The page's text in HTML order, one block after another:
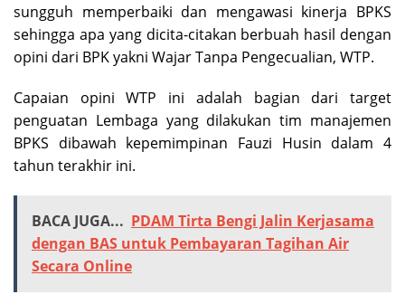
sungguh memperbaiki dan mengawasi kinerja BPKS
sehingga apa yang dicita-citakan berbuah hasil dengan
opini dari BPK yakni Wajar Tanpa Pengecualian, WTP.
Capaian opini WTP ini adalah bagian dari target
penguatan Lembaga yang dilakukan tim manajemen
BPKS dibawah kepemimpinan Fauzi Husin dalam 4
tahun terakhir ini.
BACA JUGA... PDAM Tirta Bengi Jalin Kerjasama
dengan BAS untuk Pembayaran Tagihan Air
Secara Online